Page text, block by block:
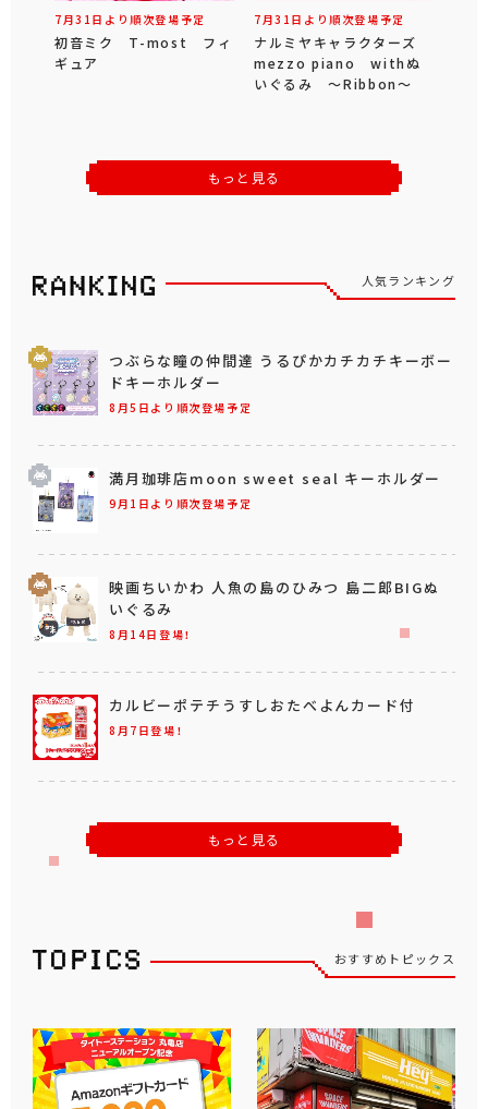
7月31日より順次登場予定
初音ミク T-most フィ
ギュア
7月31日より順次登場予定
ナルミヤキャラクターズ
mezzo piano withぬ
いぐるみ ～Ribbon～
もっと見る
人気ランキング
8月5日より順次登場予定
つぶらな瞳の仲間達 うるぴかカチカチキーボー
ドキーホルダー
9月1日より順次登場予定
満月珈琲店moon sweet seal キーホルダー
8月14日登場！
映画ちいかわ 人魚の島のひみつ 島二郎BIGぬ
いぐるみ
8月7日登場！
カルビーポテチうすしおたべよんカード付
もっと見る
おすすめトピックス